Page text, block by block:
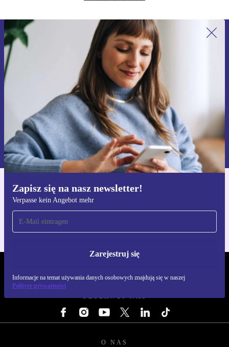
Zapisz się na nasz newsletter!
Verpasse kein Angebot mehr
Zarejestruj się
Informacje na temat używania danych osobowych znajdują się w naszej
Polityce prywatności
Zapisz się na nasz newsletter!
Nie przegap żadnej oferty.
Zarejestruj się
Informacje na temat używania danych osobowych znajdują się w
naszej
Polityce prywatności
Pobierz aplikację refurbed
Dla iOS i Android
OBSERWUJ NAS
O NAS